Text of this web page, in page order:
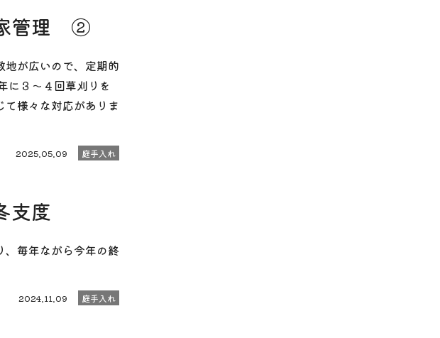
管理 ②
が広いので、定期的
に３～４回草刈りを
て様々な対応がありま
2025.05.09 庭手入れ
支度
毎年ながら今年の終
2024.11.09 庭手入れ